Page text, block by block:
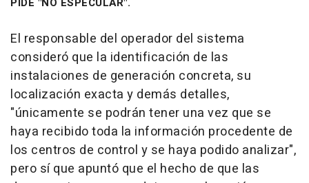
El responsable del operador del sistema
consideró que la identificación de las
instalaciones de generación concreta, su
localización exacta y demás detalles,
"únicamente se podrán tener una vez que se
haya recibido toda la información procedente de
los centros de control y se haya podido analizar",
pero sí que apuntó que el hecho de que las